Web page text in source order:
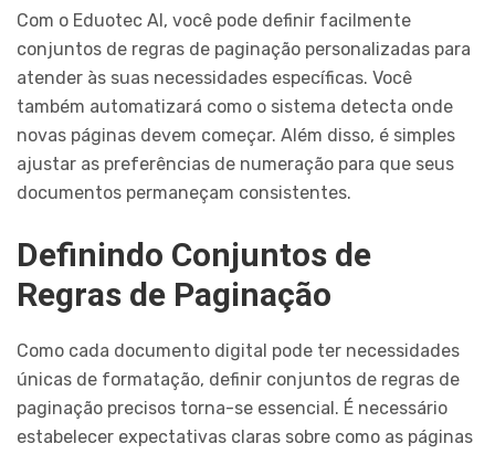
Com o Eduotec AI, você pode definir facilmente
conjuntos de regras de paginação personalizadas para
atender às suas necessidades específicas. Você
também automatizará como o sistema detecta onde
novas páginas devem começar. Além disso, é simples
ajustar as preferências de numeração para que seus
documentos permaneçam consistentes.
Definindo Conjuntos de
Regras de Paginação
Como cada documento digital pode ter necessidades
únicas de formatação, definir conjuntos de regras de
paginação precisos torna-se essencial. É necessário
estabelecer expectativas claras sobre como as páginas